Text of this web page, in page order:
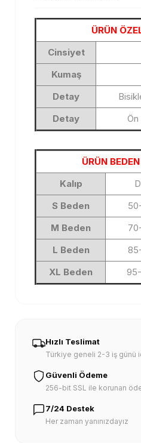
ÜRÜN
Cinsiyet
Kumaş
Detay
Detay
Ön
ÜRÜN
Kalıp
S Beden
M Beden
L Beden
XL Beden
Hızlı Teslimat
Türkiye geneli 2-3 iş günü
Güvenli Ödeme
256-bit SSL ile korunan
7/24 Destek
Her zaman yanınızdayız